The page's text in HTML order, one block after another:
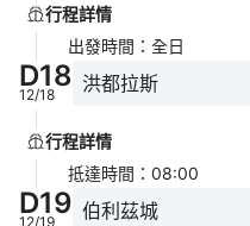
行程詳情
出發時間 ： 全日
D18
12/18 洪都拉斯
行程詳情
抵達時間 ： 08:00
D19
12/19 伯利茲城